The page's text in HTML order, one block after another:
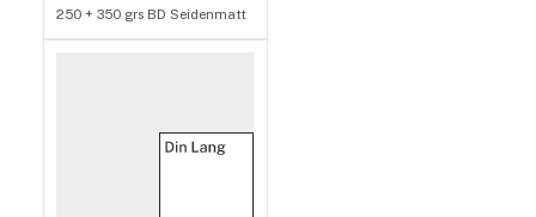
250 + 350 grs BD Seidenmatt